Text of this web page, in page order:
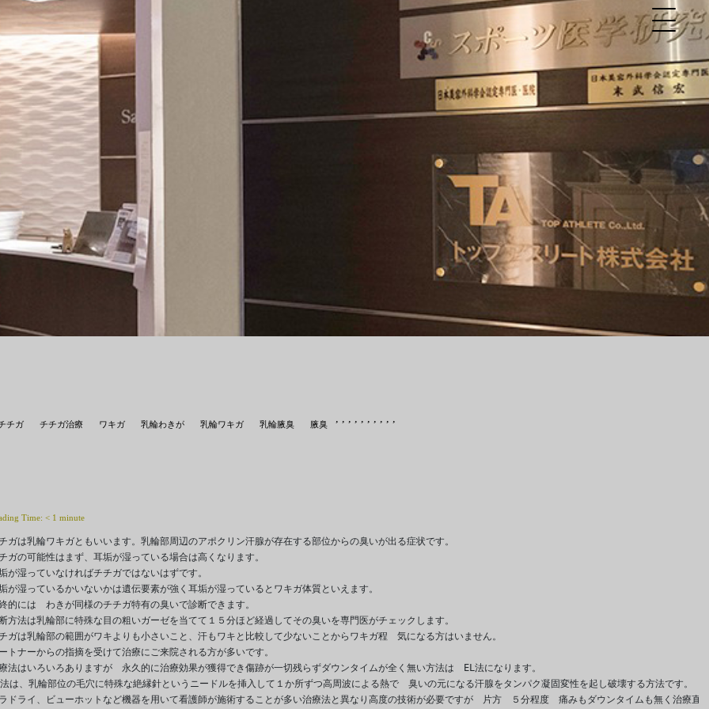
, , , ,
チガ ,
チチガ治療 ,
ワキガ ,
乳輪わきが ,
乳輪ワキガ ,
乳輪腋臭 ,
腋臭
Time: < 1 minute
ガは乳輪ワキガともいいます。乳輪部周辺のアポクリン汗腺が存在する部位からの臭いが出る症状です。
ガの可能性はまず、耳垢が湿っている場合は高くなります。
が湿っていなければチチガではないはずです。
が湿っているかいないかは遺伝要素が強く耳垢が湿っているとワキガ体質といえます。
的には　わきが同様のチチガ特有の臭いで診断できます。
方法は乳輪部に特殊な目の粗いガーゼを当てて１５分ほど経過してその臭いを専門医がチェックします。
ガは乳輪部の範囲がワキよりも小さいこと、汗もワキと比較して少ないことからワキガ程　気になる方はいません。
トナーからの指摘を受けて治療にご来院される方が多いです。
法はいろいろありますが　永久的に治療効果が獲得でき傷跡が一切残らずダウンタイムが全く無い方法は　EL法になります。
は、乳輪部位の毛穴に特殊な絶縁針というニードルを挿入して１か所ずつ高周波による熱で　臭いの元になる汗腺をタンパク凝固変性を起し破壊する方法です。
ドライ、ビューホットなど機器を用いて看護師が施術することが多い治療法と異なり高度の技術が必要ですが　片方　５分程度　痛みもダウンタイムも無く治療直